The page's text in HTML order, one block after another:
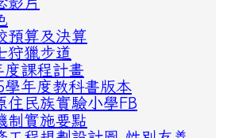
預算及決算
狩獵步道
課程計畫
年度教科書版本
住民族實驗小學FB
制實施要點